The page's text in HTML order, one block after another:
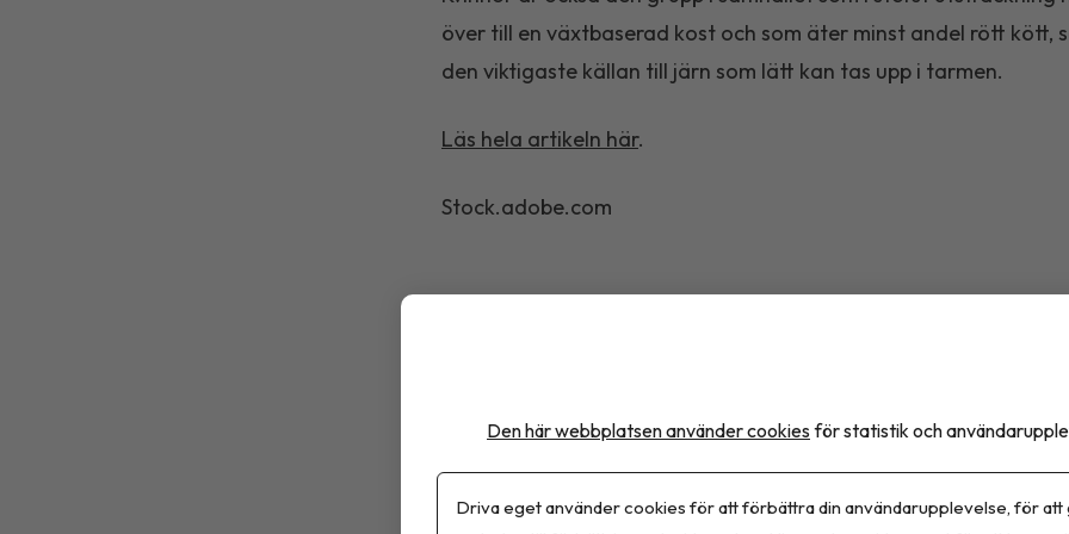
över till en växtbaserad kost och som äter minst andel rött kött,
den viktigaste källan till järn som lätt kan tas upp i tarmen.
Läs hela artikeln här.
Stock.adobe.com
Den här webbplatsen använder cookies för statistik och
Driva eget använder cookies för att förbättra din användarupplevelse, för att